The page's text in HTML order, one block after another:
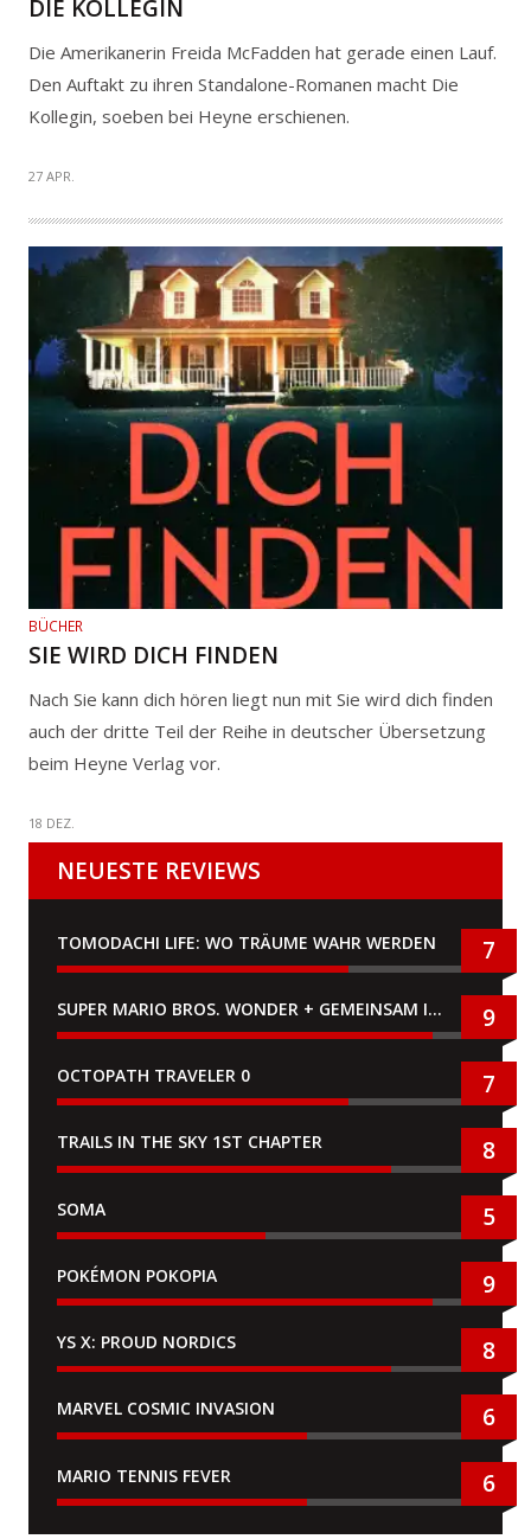
DIE KOLLEGIN
Die Amerikanerin Freida McFadden hat gerade einen Lauf.
Den Auftakt zu ihren Standalone-Romanen macht Die
Kollegin, soeben bei Heyne erschienen.
27 APR.
BÜCHER
SIE WIRD DICH FINDEN
Nach Sie kann dich hören liegt nun mit Sie wird dich finden
auch der dritte Teil der Reihe in deutscher Übersetzung
beim Heyne Verlag vor.
18 DEZ.
NEUESTE REVIEWS
TOMODACHI LIFE: WO TRÄUME WAHR WERDEN 7
SUPER MARIO BROS. WONDER + GEMEINSAM IM BELLABEL-PARK 9
OCTOPATH TRAVELER 0 7
TRAILS IN THE SKY 1ST CHAPTER 8
SOMA 5
POKÉMON POKOPIA 9
YS X: PROUD NORDICS 8
MARVEL COSMIC INVASION 6
MARIO TENNIS FEVER 6